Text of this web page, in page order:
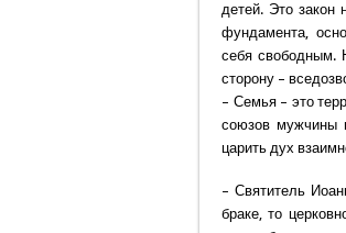
детей. Это закон
фундамента,
себя свободным.
сторону –
– Семья – это
союзов мужчины
царить дух
– Святитель
браке, то